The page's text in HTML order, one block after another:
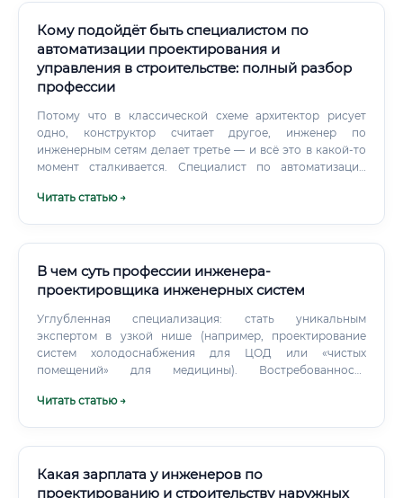
Кому подойдёт быть специалистом по
автоматизации проектирования и
управления в строительстве: полный разбор
профессии
Потому что в классической схеме архитектор рисует
одно, конструктор считает другое, инженер по
инженерным сетям делает третье — и всё это в какой-то
момент сталкивается. Специалист по автоматизации
возникает вовсе, либо они выявляются на экране
Читать статью →
В чем суть профессии инженера-
проектировщика инженерных систем
Углубленная специализация: стать уникальным
экспертом в узкой нише (например, проектирование
систем холодоснабжения для ЦОД или «чистых
помещений» для медицины). Востребованность
инженеров-проектировщиков находится на стабильно
Читать статью →
Какая зарплата у инженеров по
проектированию и строительству наружных